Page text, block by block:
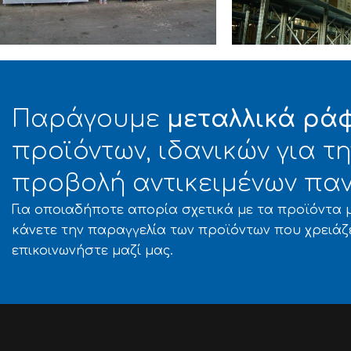
ΟΙΚΙΑΚΟΥ
Παράγουμε μεταλλικά
προϊόντων, ιδανικών για
προβολή αντικειμένων
Για οποιαδήποτε απορία σχετικά με τα προϊόντα
κάνετε την παραγγελία των προϊόντων που
επικοινωνήστε μαζί μας.